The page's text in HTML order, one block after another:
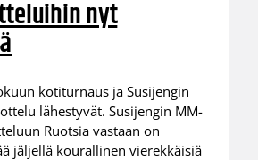
nyt
kotiturnaus ja Susijengin
lähestyvät. Susijengin MM-
Ruotsia vastaan on
jäljellä kourallinen vierekkäisiä